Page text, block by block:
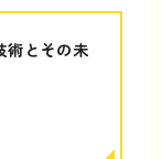
術とその未